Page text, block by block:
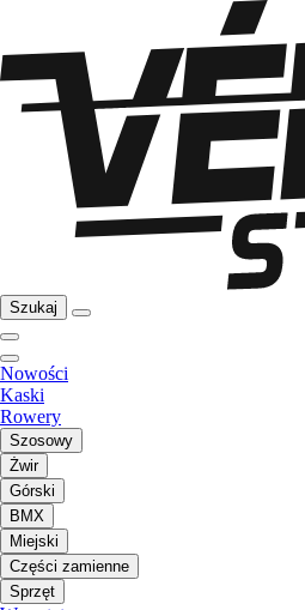
Szukaj
Nowości
Kaski
Rowery
Szosowy
Żwir
Górski
BMX
Miejski
Części zamienne
Sprzęt